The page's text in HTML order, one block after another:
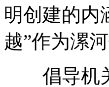
明创建的内
越”作为漯
倡导机关